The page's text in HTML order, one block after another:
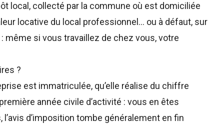
local, collecté par la commune où est domiciliée
locative du local professionnel… ou à défaut, sur
même si vous travaillez de chez vous, votre
?
est immatriculée, qu’elle réalise du chiffre
année civile d’activité : vous en êtes
d’imposition tombe généralement en fin